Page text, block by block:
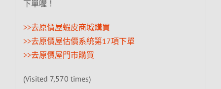
下單喔！
>>去原價屋蝦皮商城購買
>>去原價屋估價系統第17項下單
>>去原價屋門市購買
(Visited 7,570 times)